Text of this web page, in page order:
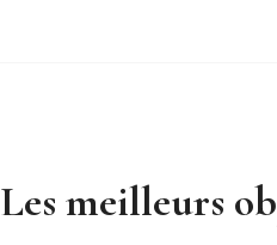
Les meilleurs